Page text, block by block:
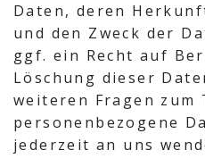
Daten, deren
und den Zweck der
ggf. ein Recht auf
Löschung dieser
weiteren Fragen zum
personenbezogene
jederzeit an uns